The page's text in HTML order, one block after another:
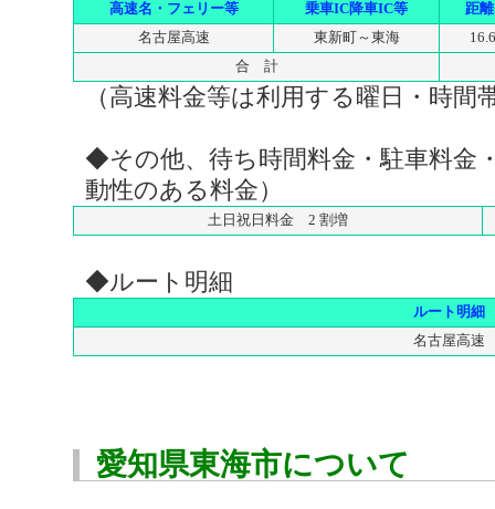
高速名・フェリー等 乗車IC降車IC等
距
名古屋高速
東新町～東海
合 計
（高速料金等は利用する曜日・時
◆その他、待ち時間料金・駐車料金
動性のある料金）
土日祝日料金 2 割増
◆ルート明細
ルート明細
名古屋高速
愛知県東海市について